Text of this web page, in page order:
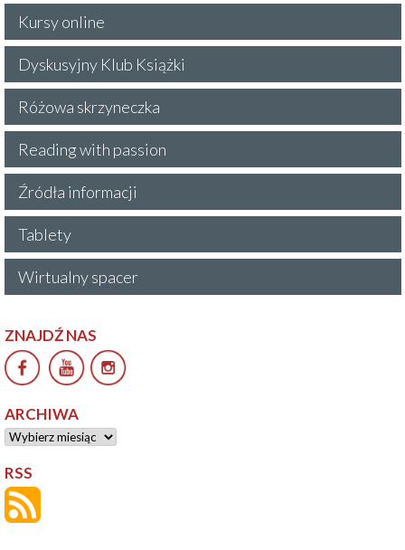
Kursy online
Dyskusyjny Klub Książki
Różowa skrzyneczka
Reading with passion
Źródła informacji
Tablety
Wirtualny spacer
ZNAJDŹ NAS
ARCHIWA
Archiwa
RSS